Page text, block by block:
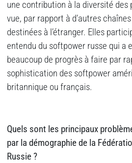
une contribution à la diversité des
vue, par rapport à d’autres
destinées à l’étranger. Elles
entendu du softpower russe qui a
beaucoup de progrès à faire par
sophistication des softpower
britannique ou français.
Quels sont les principaux
par la démographie de la
Russie ?